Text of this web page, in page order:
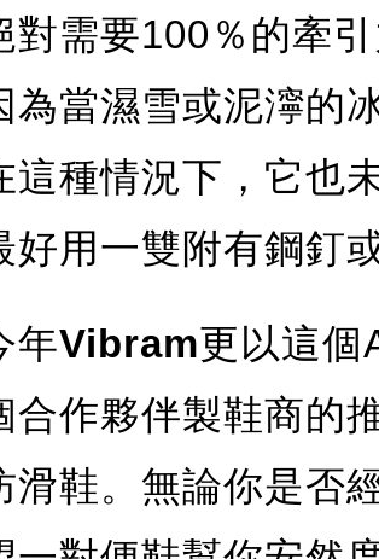
對需要100％的牽
為當濕雪或泥濘的
這種情況下，它也
好用一雙附有鋼釘
年Vibram更以這個
合作夥伴製鞋商的
滑鞋。無論你是否